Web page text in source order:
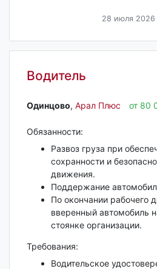
28 июля 2026
Водитель
Одинцово‎, Арал Плюс от 80
Обязанности:
Развоз груза при
сохранности и
движения.
Поддержание
По окончании рабочего
вверенный автомобиль
стоянке организации.
Требования:
Водительское